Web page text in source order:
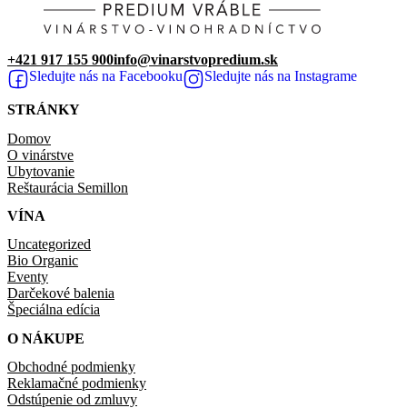
STRÁNKY
Domov
O vinárstve
Ubytovanie
Reštaurácia Semillon
VÍNA
Uncategorized
Bio Organic
Eventy
Darčekové balenia
Špeciálna edícia
O NÁKUPE
Obchodné podmienky
Reklamačné podmienky
Odstúpenie od zmluvy
+421 917 155 900info@vinarstvopredium.sk
Sledujte nás na Facebooku
Sledujte nás na Instagrame